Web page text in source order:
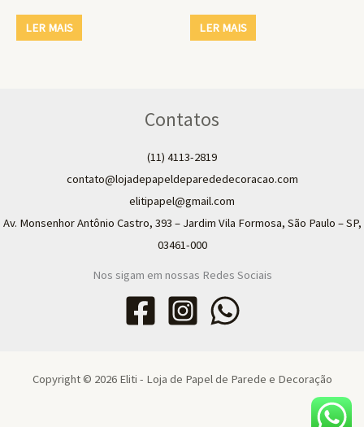
LER MAIS LER MAIS
Contatos
(11) 4113-2819
contato@lojadepapeldeparededecoracao.com
elitipapel@gmail.com​
Av. Monsenhor Antônio Castro, 393 – Jardim Vila Formosa, São Paulo – SP,
03461-000
Nos sigam em nossas Redes Sociais
Copyright © 2026 Eliti - Loja de Papel de Parede e Decoração